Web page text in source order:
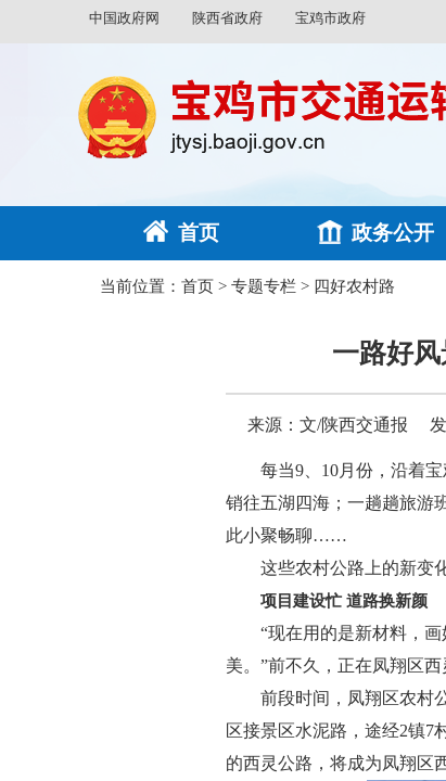
中国政府网 陕西省政府 宝鸡市政府
首页 政务公开
当前位置： 首页 > 专题专栏 > 四好农村路
一路好
来源：文/陕西交通报
每当9、10月份，沿着
销往五湖四海；一趟趟旅游
此小聚畅聊……
这些农村公路上的新变
项目建设忙 道路换新颜
“现在用的是新材料，
美。”前不久，正在凤翔区
前段时间，凤翔区农村
区接景区水泥路，途经2镇7
的西灵公路，将成为凤翔区